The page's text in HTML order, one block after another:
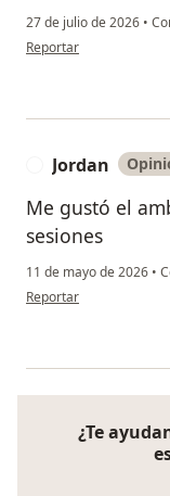
27 de julio de 2026 •
en opinión del usuario
Reportar
Jordan
Me gustó el
sesiones
11 de mayo de 2026 •
en opinión del usuario
Reportar
¿Te